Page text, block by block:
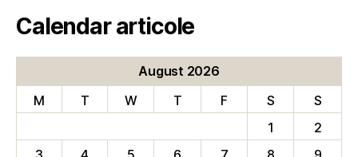
Calendar articole
August 2026
M
T W T F S
S
1
2